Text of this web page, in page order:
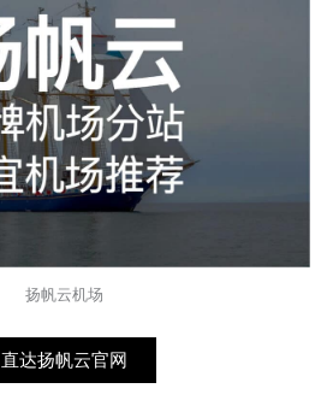
扬帆云机场
直达扬帆云官网